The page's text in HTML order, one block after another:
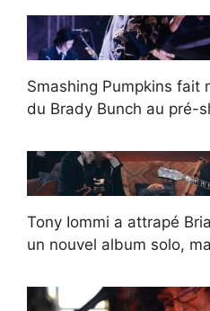
Smashing Pumpkins fait
du Brady Bunch au pré-
Tony Iommi a attrapé
un nouvel album solo,